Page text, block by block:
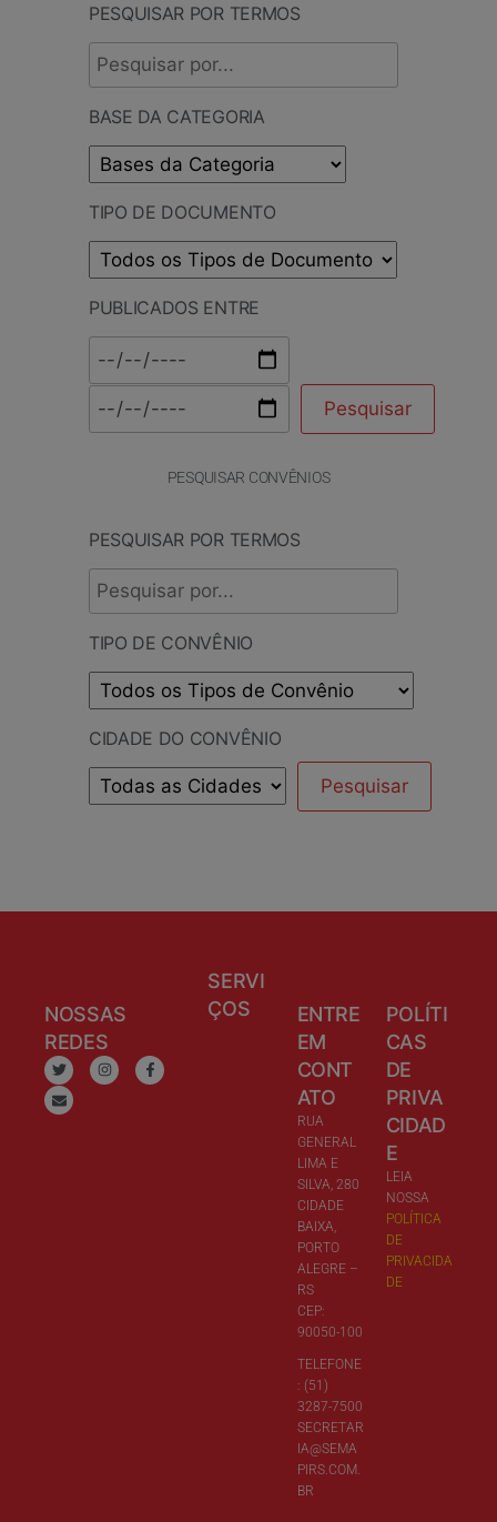
PESQUISAR POR TERMOS
BASE DA CATEGORIA
TIPO DE DOCUMENTO
PUBLICADOS ENTRE
PESQUISAR CONVÊNIOS
PESQUISAR POR TERMOS
TIPO DE CONVÊNIO
CIDADE DO CONVÊNIO
NOSSAS
REDES
SERVI
ÇOS
ENTRE
EM
CONT
ATO
RUA
GENERAL
LIMA E
SILVA, 280
CIDADE
BAIXA,
PORTO
ALEGRE –
RS
CEP:
90050-100
TELEFONE
: (51)
3287-7500
SECRETAR
IA@SEMA
PIRS.COM.
BR
POLÍTI
CAS
DE
PRIVA
CIDAD
E
LEIA
NOSSA
POLÍTICA
DE
PRIVACIDA
DE